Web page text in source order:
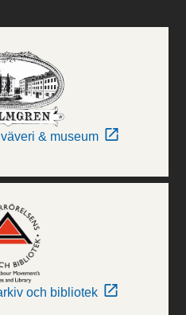
& museum
och bibliotek